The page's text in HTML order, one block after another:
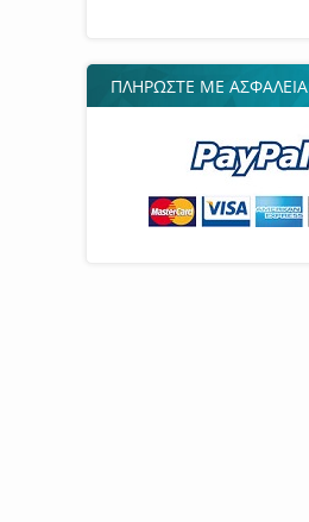
ΠΛΗΡΩΣΤΕ ΜΕ ΑΣΦΑΛΕΙΑ